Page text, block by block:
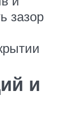
зазор
и